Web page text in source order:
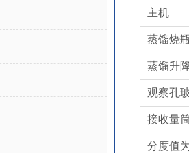
主机
蒸馏烧
蒸馏升
观察孔
接收量
分度值